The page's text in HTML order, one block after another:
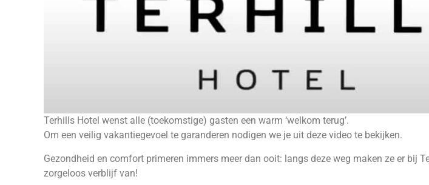
Terhills Hotel wenst alle (toekomstige) gasten een warm ‘welkom terug’.
Om een veilig vakantiegevoel te garanderen nodigen we je uit deze video te bekijken.
Gezondheid en comfort primeren immers meer dan ooit: langs deze weg maken ze er bij
zorgeloos verblijf van!